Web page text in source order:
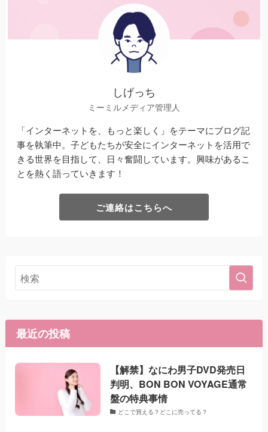
しげっち
ミーミルメディア管理人
「インターネットを、もっと楽しく」をテーマにブログ記
事を執筆中。子どもたちが安全にインターネットを活用で
きる世界を目指して、日々奮闘しています。興味があるこ
とを熱く語っていきます！
ご連絡はこちらへ
最近の投稿
【解禁】なにわ男子DVD発売日
判明、BON BON VOYAGE通常
盤の特典事情
どこで買える？どこに売ってる？